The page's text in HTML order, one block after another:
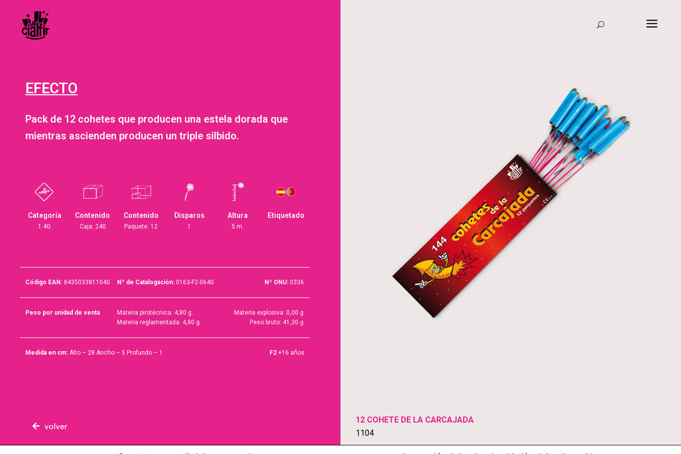
EFECTO
Pack de 12 cohetes que producen una estela dorada que
mientras ascienden producen un triple silbido.
Categoría
1.4G
Contenido
Caja: 240
Contenido
Paquete: 12
Disparos
1
Altura
5 m.
Etiquetado
Código EAN: 8435033811040 Nº de Catalogación:0163-F2-0640 Nº ONU: 0336
Peso por unidad de venta
Materia pirotécnica: 4,80 g.
Materia reglamentada: 4,80 g.
Materia explosiva: 0,00 g.
Peso bruto: 41,30 g.
Medida en cm: Alto – 28 Ancho – 5 Profundo – 1 F2+16 años
volver
12 COHETE DE LA CARCAJADA
1104